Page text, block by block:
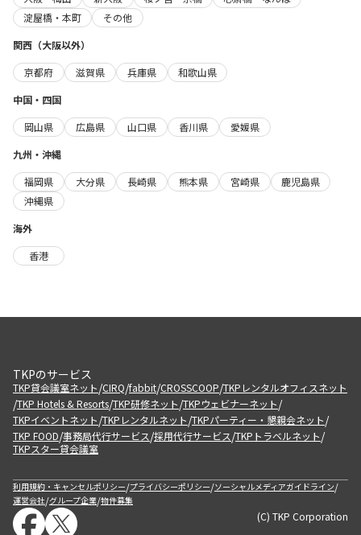
淀屋橋・本町
その他
関西（大阪以外）
京都府
滋賀県 兵庫県
和歌山県
中国・四国
岡山県
広島県 山口県 香川県
愛媛県
九州・沖縄
福岡県
大分県 長崎県 熊本県 宮崎県
鹿児島県
沖縄県
海外
香港
TKPのサービス
TKP貸会議室ネット/CIRQ/fabbit/CROSSCOOP/TKPレンタルオフィスネット
/TKP Hotels & Resorts/TKP研修ネット/TKPウェビナーネット/
TKPイベントネット/TKPレンタルネット/TKPパーティー・懇親会ネット/
TKP FOOD/事務局代行サービス/採用代行サービス/TKPトラベルネット/
TKPスター貸会議室
利用規約・キャンセルポリシー/プライバシーポリシー/ソーシャルメディアガイドライン/
運営会社/グループ企業/物件募集
(C) TKP Corporation